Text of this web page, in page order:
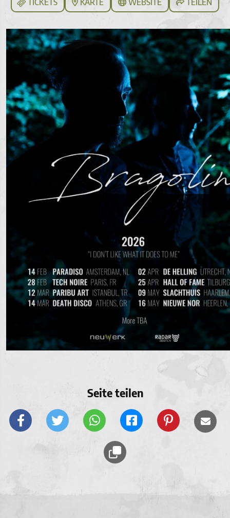
TICKETS KARTE WEBSITE TEILEN
Seite teilen